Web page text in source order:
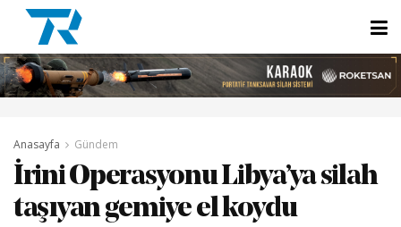
Anasayfa Gündem
İrini Operasyonu Libya’ya silah
taşıyan gemiye el koydu